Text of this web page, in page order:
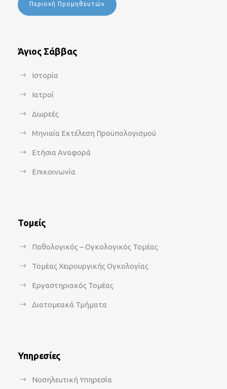
Περιοχή Προμηθευτών
Άγιος Σάββας
Ιστορία
Ιατροί
Δωρεές
Μηνιαία Εκτέλεση Προϋπολογισμού
Ετήσια Αναφορά
Επικοινωνία
Τομείς
Παθολογικός – Ογκολογικός Τομέας
Τομέας Χειρουργικής Ογκολογίας
Εργαστηριακός Τομέας
Διατομεακά Τμήματα
Υπηρεσίες
Νοσηλευτική Υπηρεσία